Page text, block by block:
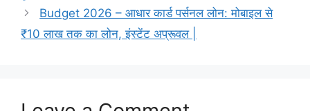
Budget 2026 – आधार कार्ड पर्सनल लोन: मोबाइल से
₹10 लाख तक का लोन, इंस्टेंट अप्रूवल |